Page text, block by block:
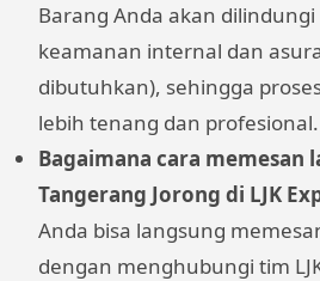
Barang Anda akan
keamanan internal dan
dibutuhkan), sehingga
lebih tenang dan profesional.
Bagaimana cara memesan
Tangerang Jorong di LJK
Anda bisa langsung
dengan menghubungi tim